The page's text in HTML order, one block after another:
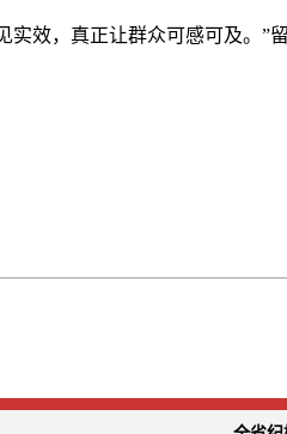
效，真正让群众可感可及。”